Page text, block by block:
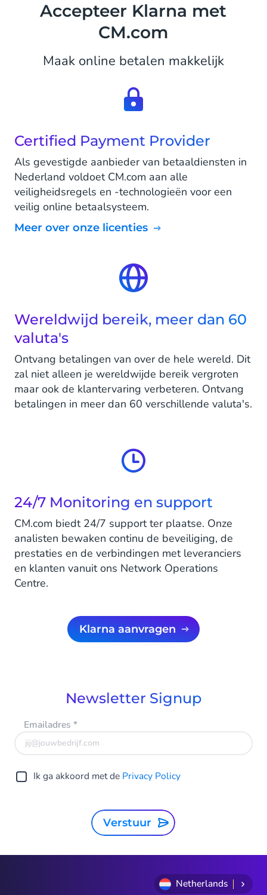
Accepteer Klarna met
CM.com
Maak online betalen makkelijk
Certified Payment Provider
Als gevestigde aanbieder van betaaldiensten in
Nederland voldoet CM.com aan alle
veiligheidsregels en -technologieën voor een
veilig online betaalsysteem.
Meer over onze licenties
Wereldwijd bereik, meer dan 60
valuta's
Ontvang betalingen van over de hele wereld. Dit
zal niet alleen je wereldwijde bereik vergroten
maar ook de klantervaring verbeteren. Ontvang
betalingen in meer dan 60 verschillende valuta's.
24/7 Monitoring en support
CM.com biedt 24/7 support ter plaatse. Onze
analisten bewaken continu de beveiliging, de
prestaties en de verbindingen met leveranciers
en klanten vanuit ons Network Operations
Centre.
Klarna aanvragen
Newsletter Signup
Emailadres *
Ik ga akkoord met de Privacy Policy
Verstuur
Netherlands